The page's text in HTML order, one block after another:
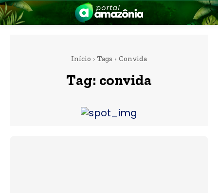
Início Tags Convida
Tag: convida